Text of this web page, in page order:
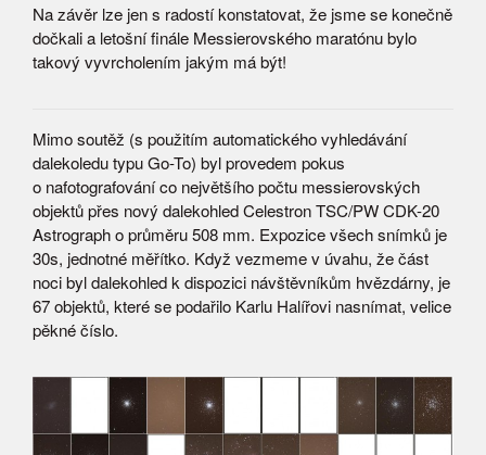
Na závěr lze jen s radostí konstatovat, že jsme se konečně
dočkali a letošní finále Messierovského maratónu bylo
takový vyvrcholením jakým má být!
Mimo soutěž (s použitím automatického vyhledávání
dalekoledu typu Go-To) byl provedem pokus
o nafotografování co největšího počtu messierovských
objektů přes nový dalekohled Celestron TSC/PW CDK-20
Astrograph o průměru 508 mm. Expozice všech snímků je
30s, jednotné měřítko. Když vezmeme v úvahu, že část
noci byl dalekohled k dispozici návštěvníkům hvězdárny, je
67 objektů, které se podařilo Karlu Halířovi nasnímat, velice
pěkné číslo.